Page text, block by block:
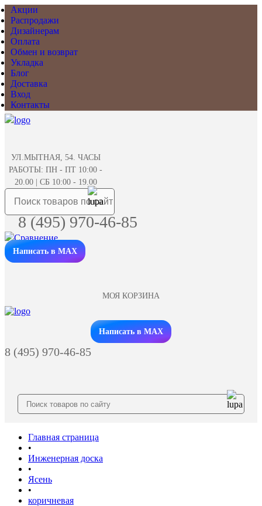
Акции
Распродажи
Дизайнерам
Оплата
Обмен и возврат
Укладка
Блог
Доставка
Вход
Контакты
УЛ.МЫТНАЯ, 54. ЧАСЫ
РАБОТЫ: ПН - ПТ 10:00 -
20.00 | СБ 10:00 - 19.00
8 (495) 970-46-85
Написать в MAX
МОЯ КОРЗИНА
Заказать звонок
Написать в MAX
8 (495) 970-46-85
Главная страница
•
Инженерная доска
•
Ясень
•
коричневая